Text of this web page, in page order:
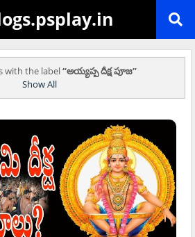
with the label అయ్యప్ప దీక్ష పూజ
Show All